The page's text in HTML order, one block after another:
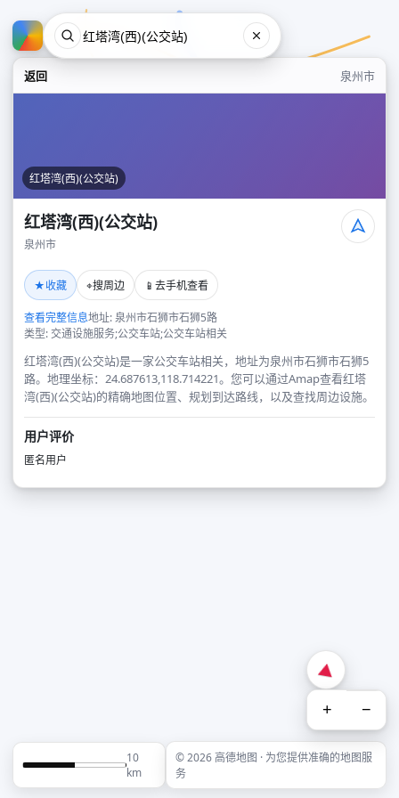
返回 泉州市
红塔湾(西)(公交站)
红塔湾(西)(公交站)
泉州市
★收藏 ⌖搜周边 📱 去手机查看
查看完整信息地址: 泉州市石狮市石狮5路
类型: 交通设施服务;公交车站;公交车站相关
红塔湾(西)(公交站)是一家公交车站相关，地址为泉州市石狮市石狮5
路。地理坐标：24.687613,118.714221。您可以通过Amap查看红塔
湾(西)(公交站)的精确地图位置、规划到达路线，以及查找周边设施。
用户评价
匿名用户
+ −
10
km
© 2026 高德地图 · 为您提供准确的地图服
务